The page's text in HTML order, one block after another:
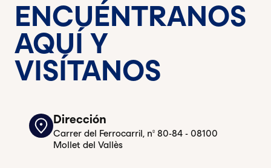
ENCUÉNTRANOS
AQUÍ Y
VISÍTANOS
Dirección
Carrer del Ferrocarril, nº 80-84 - 08100
Mollet del Vallès